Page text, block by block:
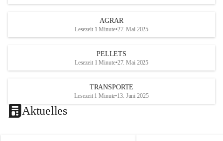
office@mayer-lipsch.at
AGRAR
Lesezeit 1 Minute•27. Mai 2025
PELLETS
Lesezeit 1 Minute•27. Mai 2025
TRANSPORTE
Lesezeit 1 Minute•13. Juni 2025
Aktuelles